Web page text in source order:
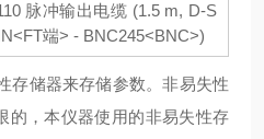
脉冲输出电缆 (1.5 m, D-S
端> - BNC245<BNC>)
存储器来存储参数。非易失性
的，本仪器使用的非易失性存